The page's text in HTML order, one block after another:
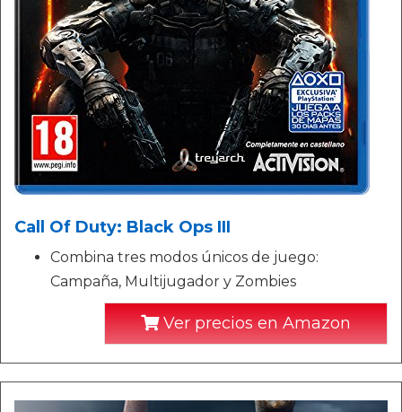
Call Of Duty: Black Ops III
Combina tres modos únicos de juego:
Campaña, Multijugador y Zombies
Ver precios en Amazon